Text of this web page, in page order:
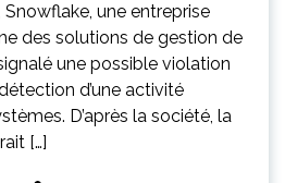
une entreprise
des solutions de gestion de
une possible violation
d’une activité
D’après la société, la
[…]